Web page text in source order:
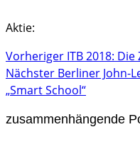
Aktie:
Vorheriger ITB 2018:
Nächster Berliner John-
„Smart School“
zusammenhängende